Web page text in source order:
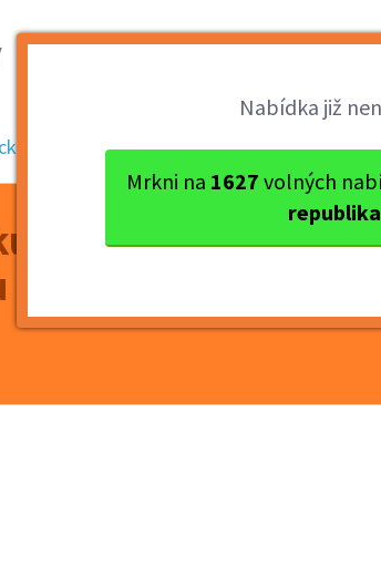
Nabídka již
Mrkni na 1627 volných
kraj okres Hradec Králové Hradec
ku nebo
HPP nebo DPP